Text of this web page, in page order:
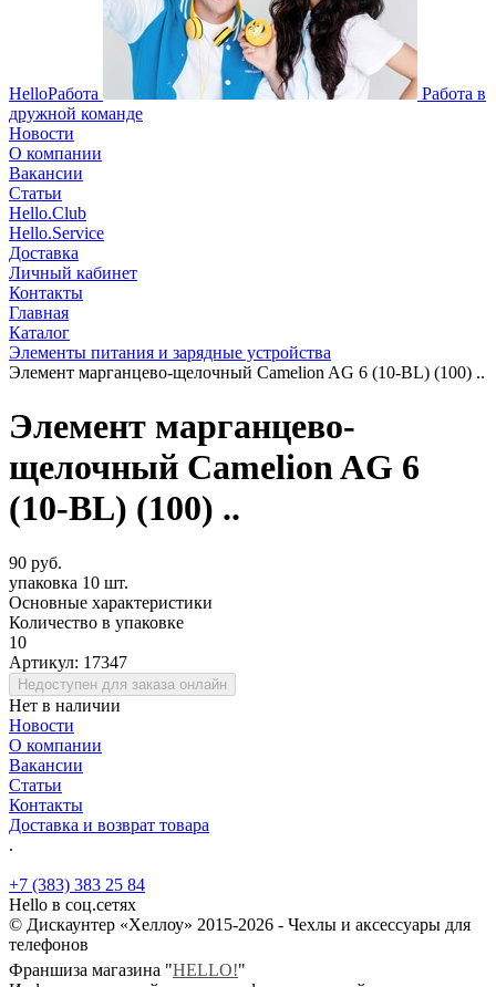
HelloРабота
Работа в
дружной команде
Новости
О компании
Вакансии
Статьи
Hello.Club
Hello.Service
Доставка
Личный кабинет
Контакты
Главная
Каталог
Элементы питания и зарядные устройства
Элемент марганцево-щелочный Camelion AG 6 (10-BL) (100) ..
Элемент марганцево-
щелочный Camelion AG 6
(10-BL) (100) ..
90 руб.
упаковка 10 шт.
Основные характеристики
Количество в упаковке
10
Артикул: 17347
Недоступен для заказа онлайн
Нет в наличии
Новости
О компании
Вакансии
Статьи
Контакты
Доставка и возврат товара
.
+7 (383) 383 25 84
Hello в соц.сетях
© Дискаунтер «Хеллоу» 2015-2026 - Чехлы и аксессуары для
телефонов
Франшиза магазина "HELLO!"